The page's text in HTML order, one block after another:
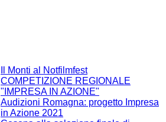
Il Monti al Notfilmfest
COMPETIZIONE REGIONALE
"IMPRESA IN AZIONE"
Audizioni Romagna: progetto Impresa
in Azione 2021